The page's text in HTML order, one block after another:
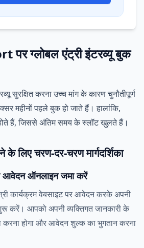
ग्लोबल एंट्री इंटरव्यू बुक
सुरक्षित करना उच्च मांग के कारण चुनौतीपूर्ण
महीनों पहले बुक हो जाते हैं। हालांकि,
हैं, जिससे अंतिम समय के स्लॉट खुलते हैं।
लिए चरण-दर-चरण मार्गदर्शिका
आवेदन ऑनलाइन जमा करें
कार्यक्रम वेबसाइट पर आवेदन करके अपनी
करें। आपको अपनी व्यक्तिगत जानकारी के
होगा और आवेदन शुल्क का भुगतान करना